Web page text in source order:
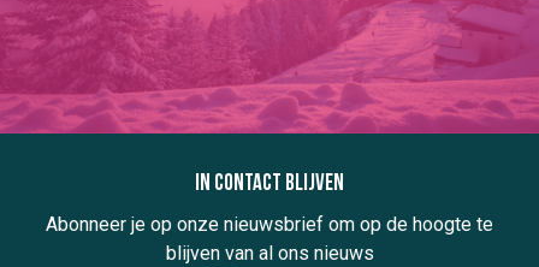
In contact blijven
Abonneer je op onze nieuwsbrief om op de hoogte te
blijven van al ons nieuws